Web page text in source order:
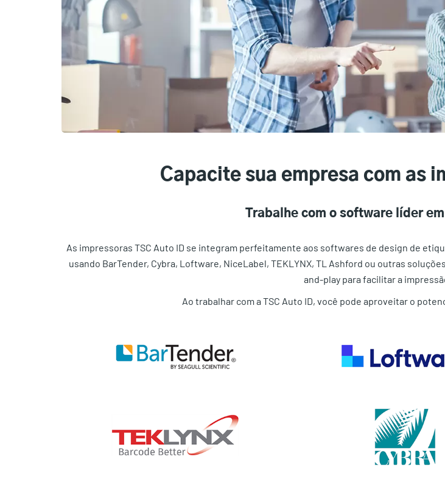
Capacite sua empresa com as
Trabalhe com o software líder
As impressoras TSC Auto ID se integram perfeitamente aos softwares de design de
usando BarTender, Cybra, Loftware, NiceLabel, TEKLYNX, TL Ashford ou outras
and-play para facilitar a
Ao trabalhar com a TSC Auto ID, você pode aproveitar o